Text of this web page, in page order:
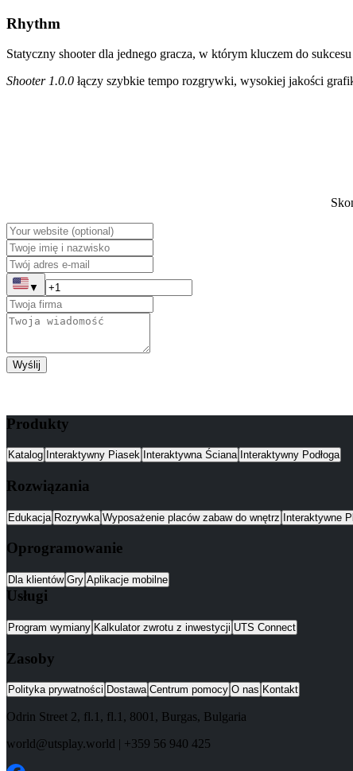
Rhythm
Statyczny shooter dla jednego gracza, w którym kluczem do
Shooter 1.0.0 łączy szybkie tempo rozgrywki, wysokiej jakości
▼
Wyślij
Produkty
Katalog Interaktywny Piasek Interaktywna Ściana Interaktywny Podłoga
Rozwiązania
Edukacja Rozrywka Wyposażenie placów zabaw do wnętrz Interaktywne
Oprogramowanie
Dla klientów Gry Aplikacje mobilne
Usługi
Program wymiany Kalkulator zwrotu z inwestycji UTS Connect
Zasoby
Polityka prywatności Dostawa Centrum pomocy O nas Kontakt
Odrin Street 2, fl.1 , fl.1, 8001 , Burgas, Bulgaria
world@utsplay.world | +359 56 940 425